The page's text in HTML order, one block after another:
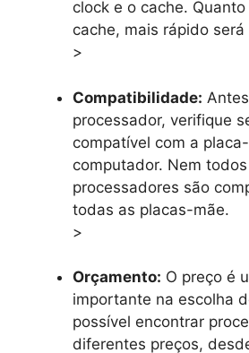
clock e o cache.
cache, mais rápido
>
Compatibilidade:
processador, verifique
compatível com a
computador. Nem
processadores são
todas as placas-mãe.
>
Orçamento: O preço é
importante na escolha
possível encontrar
diferentes preços,